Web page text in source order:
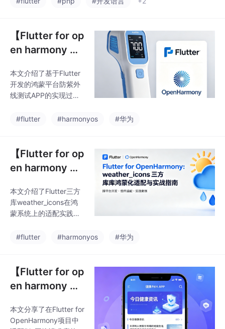
定位、实时天气显示和
过程中的关键点。文章
详细讲解了Dio的依赖引
入、版本选择（推荐5.
装网络请求服务，包括
拦截器配置、异常处理
和JSON数据解析。此
列表页面的完整实现代
【Flutter for op
en harmony 】
紫外线测试的鸿
蒙化适配与实战
本文介绍了基于Flutter
开发的鸿蒙平台防紫外
线测试APP的实现过
生，出于户外运动防晒
用。文章详细说明了项
目依赖库的选择（如Di
o、Geolocator等）及
了核心代码实现，包括
紫外线数据模型、网络
请求服务封装以及主页
根据位置获取紫外线指
能。项目不仅解决了
#flutter #harmonyos #华为
【Flutter for op
en harmony 】
eather_icons的
鸿蒙化适配与实
本文介绍了Flutter三方
库weather_icons在鸿
蒙系统上的适配实践。
的"每日天气助手"AP
来3天预报。文章详细
讲解了项目依赖配置
（包括geolocator在鸿
置）、天气数据模型定
义、API服务封装以及UI
#flutter #harmonyos #华为
【Flutter for op
en harmony 】
o网络请求的鸿
本文分享了在Flutter for
OpenHarmony项目中